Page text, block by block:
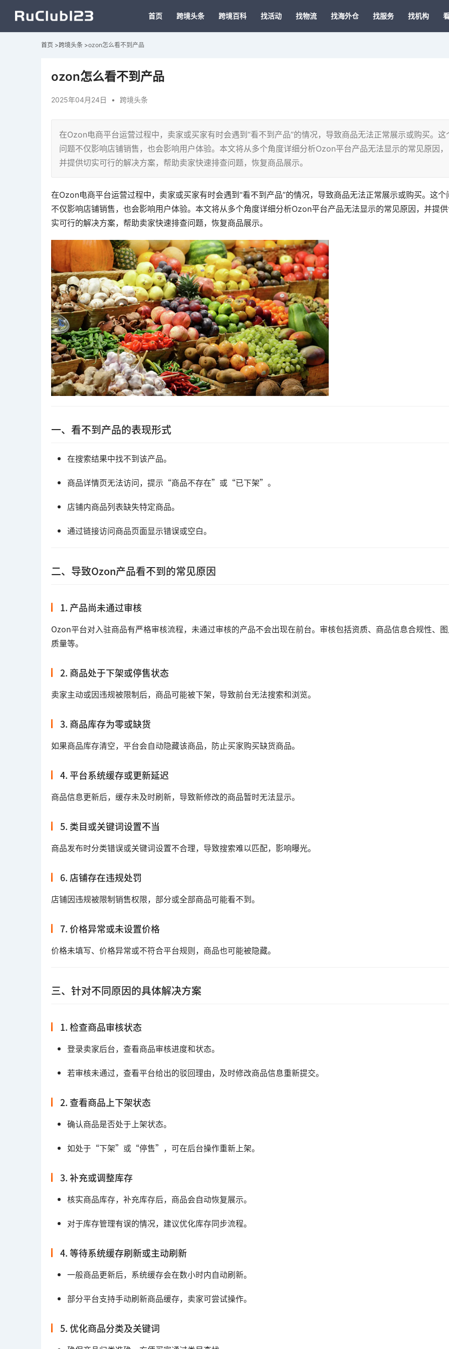
首页 跨境头条 跨境百科 找活动 找物流 找海外仓 找服务 找机构
首页 >跨境头条 >ozon怎么看不到产品
ozon怎么看不到产品
2025年04月24日 • 跨境头条
在Ozon电商平台运营过程中，卖家或买家有时会遇到“看不到产品”的情况，导致商品无法正常展示或购买。这
问题不仅影响店铺销售，也会影响用户体验。本文将从多个角度详细分析Ozon平台产品无法显示的常见原因，
并提供切实可行的解决方案，帮助卖家快速排查问题，恢复商品展示。
在Ozon电商平台运营过程中，卖家或买家有时会遇到“看不到产品”的情况，导致商品无法正常展示或购买。这个
不仅影响店铺销售，也会影响用户体验。本文将从多个角度详细分析Ozon平台产品无法显示的常见原因，并提
实可行的解决方案，帮助卖家快速排查问题，恢复商品展示。
一、看不到产品的表现形式
在搜索结果中找不到该产品。
商品详情页无法访问，提示“商品不存在”或“已下架”。
店铺内商品列表缺失特定商品。
通过链接访问商品页面显示错误或空白。
二、导致Ozon产品看不到的常见原因
1. 产品尚未通过审核
Ozon平台对入驻商品有严格审核流程，未通过审核的产品不会出现在前台。审核包括资质、商品信息合规性、
质量等。
2. 商品处于下架或停售状态
卖家主动或因违规被限制后，商品可能被下架，导致前台无法搜索和浏览。
3. 商品库存为零或缺货
如果商品库存清空，平台会自动隐藏该商品，防止买家购买缺货商品。
4. 平台系统缓存或更新延迟
商品信息更新后，缓存未及时刷新，导致新修改的商品暂时无法显示。
5. 类目或关键词设置不当
商品发布时分类错误或关键词设置不合理，导致搜索难以匹配，影响曝光。
6. 店铺存在违规处罚
店铺因违规被限制销售权限，部分或全部商品可能看不到。
7. 价格异常或未设置价格
价格未填写、价格异常或不符合平台规则，商品也可能被隐藏。
三、针对不同原因的具体解决方案
1. 检查商品审核状态
登录卖家后台，查看商品审核进度和状态。
若审核未通过，查看平台给出的驳回理由，及时修改商品信息重新提交。
2. 查看商品上下架状态
确认商品是否处于上架状态。
如处于“下架”或“停售”，可在后台操作重新上架。
3. 补充或调整库存
核实商品库存，补充库存后，商品会自动恢复展示。
对于库存管理有误的情况，建议优化库存同步流程。
4. 等待系统缓存刷新或主动刷新
一般商品更新后，系统缓存会在数小时内自动刷新。
部分平台支持手动刷新商品缓存，卖家可尝试操作。
5. 优化商品分类及关键词